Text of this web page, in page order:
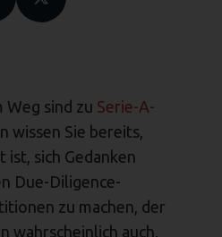
Weg sind zu Serie-A-
wissen Sie bereits,
ist, sich Gedanken
Due-Diligence-
zu machen, der
wahrscheinlich auch,